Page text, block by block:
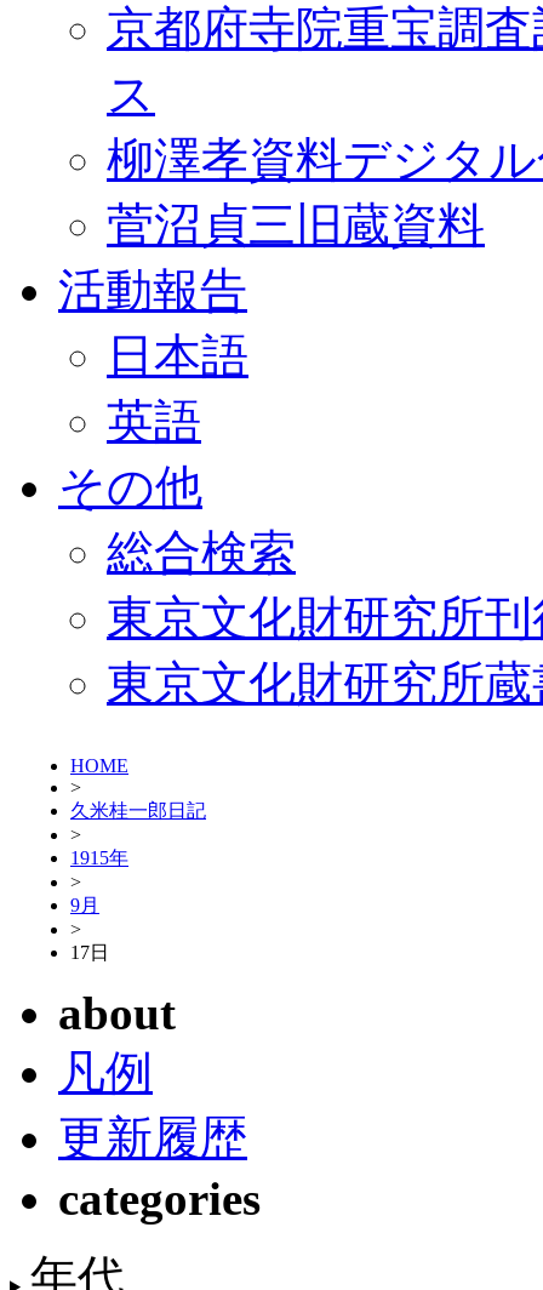
京都府寺院重宝調
ス
柳澤孝資料デジタ
菅沼貞三旧蔵資料
活動報告
日本語
英語
その他
総合検索
東京文化財研究所
東京文化財研究所
HOME
>
久米桂一郎日記
>
1915年
>
9月
>
17日
about
凡例
更新履歴
categories
年代